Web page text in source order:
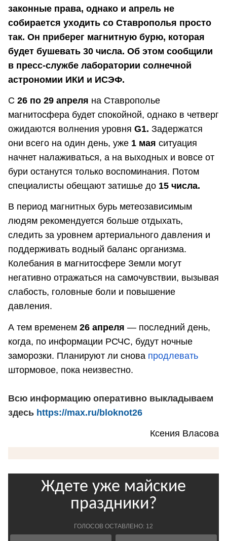
законные права, однако и апрель не
собирается уходить со Ставрополья просто
так. Он приберег магнитную бурю, которая
будет бушевать 30 числа. Об этом сообщили
в пресс-службе лаборатории солнечной
астрономии ИКИ и ИСЭФ.
С 26 по 29 апреля на Ставрополье
магнитосфера будет спокойной, однако в четверг
ожидаются волнения уровня G1. Задержатся
они всего на один день, уже 1 мая ситуация
начнет налаживаться, а на выходных и вовсе от
бури останутся только воспоминания. Потом
специалисты обещают затишье до 15 числа.
В период магнитных бурь метеозависимым
людям рекомендуется больше отдыхать,
следить за уровнем артериального давления и
поддерживать водный баланс организма.
Колебания в магнитосфере Земли могут
негативно отражаться на самочувствии, вызывая
слабость, головные боли и повышение
давления.
А тем временем 26 апреля — последний день,
когда, по информации РСЧС, будут ночные
заморозки. Планируют ли снова продлевать
штормовое, пока неизвестно.
Всю информацию оперативно выкладываем
здесь https://max.ru/bloknot26
Ксения Власова